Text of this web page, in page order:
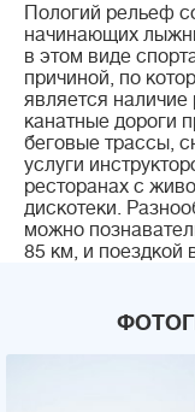
Пологий рельеф
начинающих
в этом виде
причиной, по
является наличие
канатные дороги
беговые трассы,
услуги
ресторанах с
дискотеки.
можно
85 км, и поездкой